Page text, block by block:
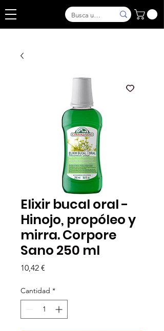
Elixir bucal oral -
Hinojo, propóleo y
mirra. Corpore
Sano 250 ml
10,42 €
Cantidad *